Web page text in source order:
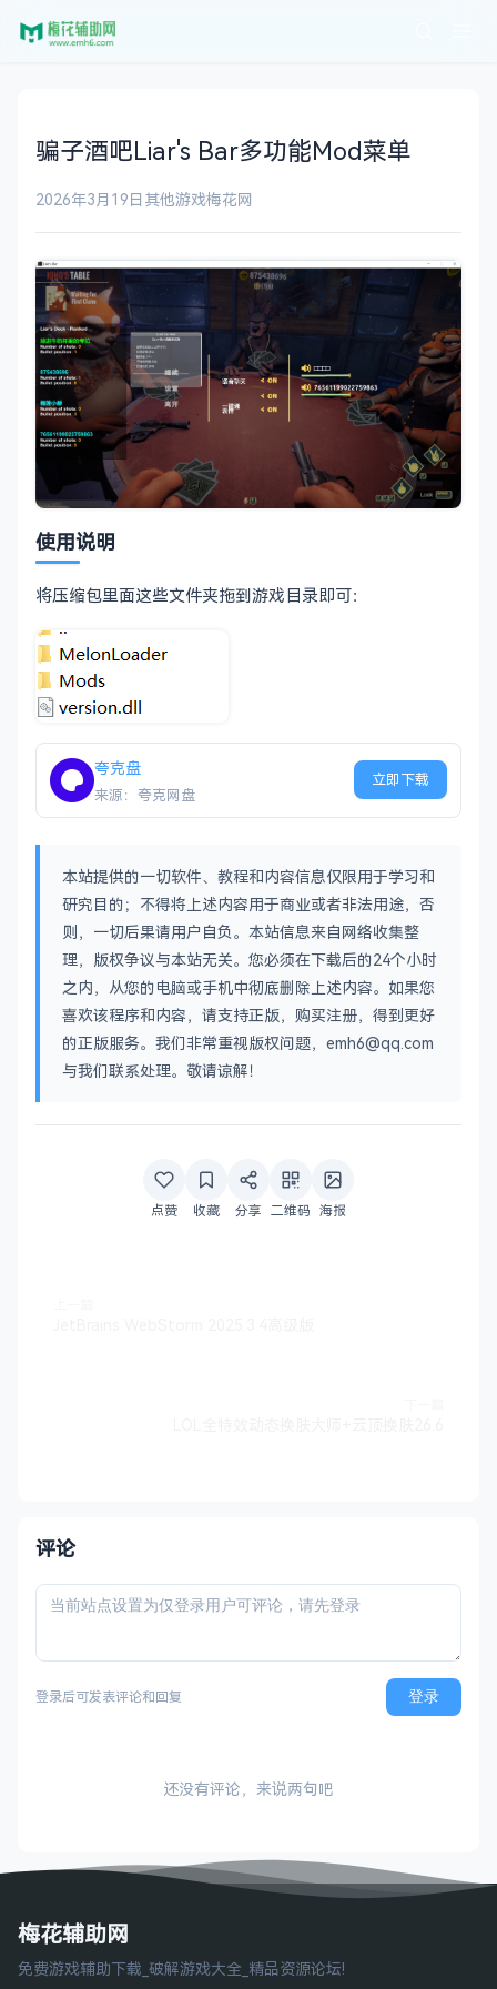
骗子酒吧Liar's Bar多功能Mod菜单
2026年3月19日 其他游戏梅花网
使用说明
将压缩包里面这些文件夹拖到游戏目录即可：
夸克盘
来源：夸克网盘
立即下载
本站提供的一切软件、教程和内容信息仅限用于学习和
研究目的；不得将上述内容用于商业或者非法用途，否
则，一切后果请用户自负。本站信息来自网络收集整
理，版权争议与本站无关。您必须在下载后的24个小时
之内，从您的电脑或手机中彻底删除上述内容。如果您
喜欢该程序和内容，请支持正版，购买注册，得到更好
的正版服务。我们非常重视版权问题，emh6@qq.com
与我们联系处理。敬请谅解！
点赞 收藏 分享 二维码 海报
评论
登录后可发表评论和回复 登录
还没有评论，来说两句吧
梅花辅助网
免费游戏辅助下载_破解游戏大全_精品资源论坛!